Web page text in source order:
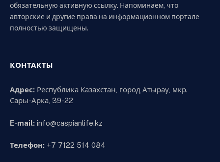
обязательную активную ссылку. Напоминаем, что
авторские и другие права на информационном портале
полностью защищены.
КОНТАКТЫ
Адрес: Республика Казахстан, город Атырау, мкр.
Сары-Арка, 39-22
E-mail: info@caspianlife.kz
Телефон: +7 7122 514 084